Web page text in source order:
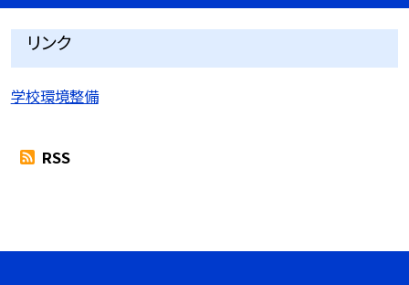
リンク
学校環境整備
RSS